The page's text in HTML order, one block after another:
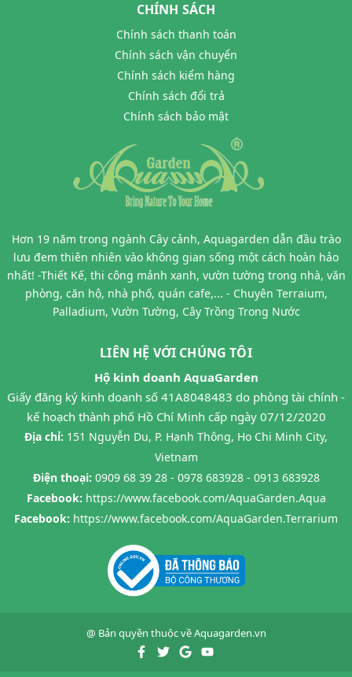
CHÍNH SÁCH
Chính sách thanh toán
Chính sách vận chuyển
Chính sách kiểm hàng
Chính sách đổi trả
Chính sách bảo mật
Hơn 19 năm trong ngành Cây cảnh, Aquagarden dẫn đầu trào
lưu đem thiên nhiên vào không gian sống một cách hoàn hảo
nhất! -Thiết Kế, thi công mảnh xanh, vườn tường trong nhà, văn
phòng, căn hộ, nhà phố, quán cafe,... - Chuyên Terraium,
Palladium, Vườn Tường, Cây Trồng Trong Nước
LIÊN HỆ VỚI CHÚNG TÔI
Hộ kinh doanh AquaGarden
Giấy đăng ký kinh doanh số 41A8048483 do phòng tài chính -
kế hoạch thành phố Hồ Chí Minh cấp ngày 07/12/2020
Địa chỉ: 151 Nguyễn Du, P. Hạnh Thông, Ho Chi Minh City,
Vietnam
Điện thoại: 0909 68 39 28 - 0978 683928 - 0913 683928
Facebook: https://www.facebook.com/AquaGarden.Aqua
Facebook: https://www.facebook.com/AquaGarden.Terrarium
@ Bản quyền thuộc vềAquagarden.vn